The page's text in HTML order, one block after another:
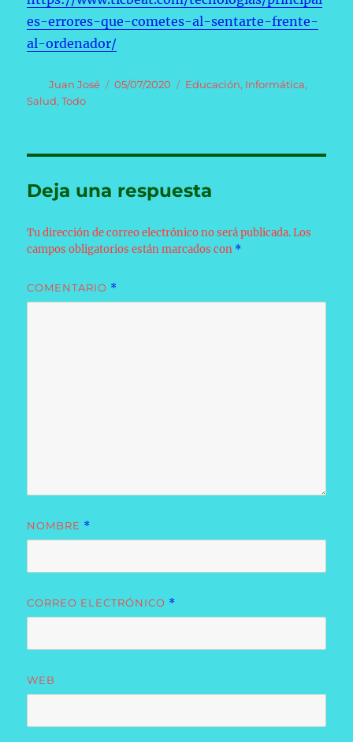
es-errores-que-cometes-al-sentarte-frente-
al-ordenador/
Autor
Juan José
Publicado
05/07/2020 Categorías
Educación, Informática,
Salud,Todo
Deja una respuesta
Tu dirección de correo electrónico no será publicada. Los
campos obligatorios están marcados con *
COMENTARIO *
NOMBRE *
CORREO ELECTRÓNICO *
WEB